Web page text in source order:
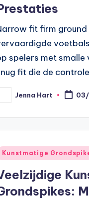
fit firm
spelers met smalle
fit die de
Jenna Hart
Kunstmatige